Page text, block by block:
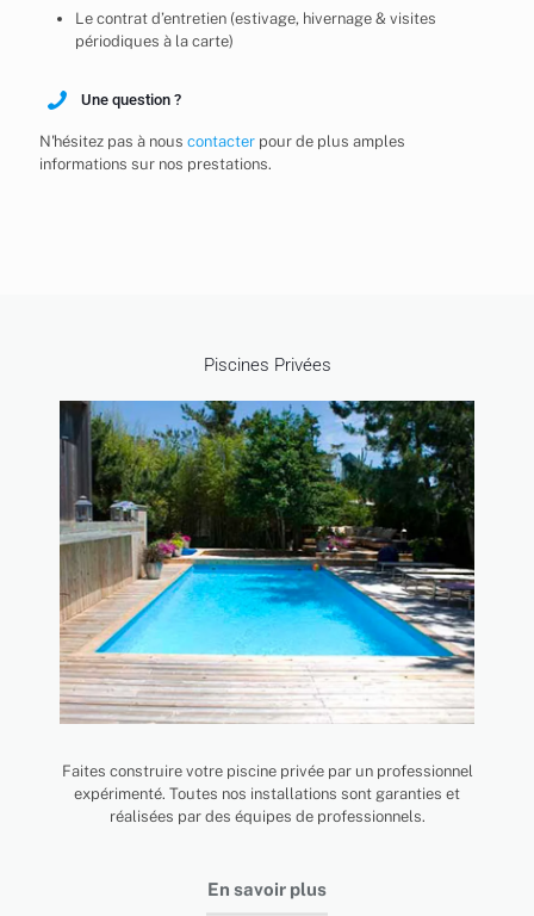
Le contrat d’entretien (estivage, hivernage & visites
périodiques à la carte)
Une question ?
N'hésitez pas à nous contacter pour de plus amples
informations sur nos prestations.
Piscines Privées
Faites construire votre piscine privée par un professionnel
expérimenté. Toutes nos installations sont garanties et
réalisées par des équipes de professionnels.
En savoir plus